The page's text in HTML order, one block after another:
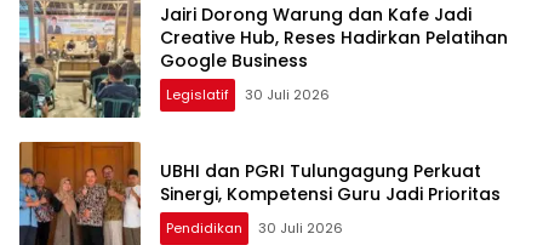
Jairi Dorong Warung dan Kafe Jadi
Creative Hub, Reses Hadirkan Pelatihan
Google Business
Legislatif 30 Juli 2026
UBHI dan PGRI Tulungagung Perkuat
Sinergi, Kompetensi Guru Jadi Prioritas
Pendidikan 30 Juli 2026